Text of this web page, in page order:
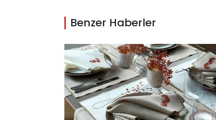
Benzer Haberler